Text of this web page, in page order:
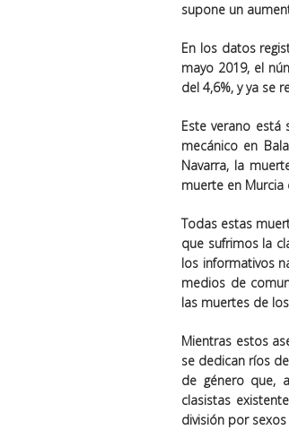
supone un
En los datos
mayo 2019, el
del 4,6%, y ya se
Este verano
mecánico en
Navarra, la
muerte en
Todas estas
que sufrimos la
los informativos
medios de
las muertes de
Mientras estos
se dedican ríos
de género que,
clasistas
división por